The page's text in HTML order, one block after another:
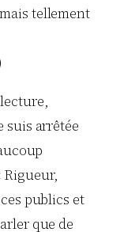
tellement
suis arrêtée
Rigueur,
publics et
que de